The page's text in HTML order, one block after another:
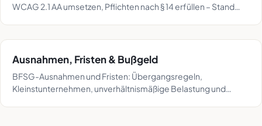
WCAG 2.1 AA umsetzen, Pflichten nach § 14 erfüllen – Stand
Ausnahmen, Fristen & Bußgeld
BFSG-Ausnahmen und Fristen: Übergangsregeln,
Kleinstunternehmen, unverhältnismäßige Belastung und